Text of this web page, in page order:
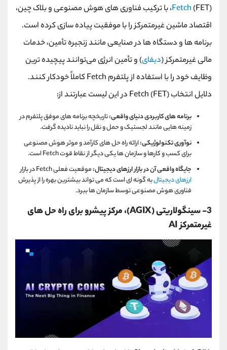
Fetch(FET)، با ترکیب فناوری ‌های هوش مصنوعی و بلاک چین،
اقتصاد ماشین غیرمتمرکز را با موفقیت پیاده‌ سازی کرده است.
برنامه‌ ها و دستگاه ‌ها در صنایعی مانند زنجیره تأمین، خدمات
مالی غیرمتمرکز (دیفای) و تأمین انرژی می‌توانند پیچیده ‌ترین
وظایف خود را با استفاده از پلتفرم Fetch کاملاً خودکار کنند.
دلایل انتخاب Fetch (FET) در این لیست عبارتند از:
برنامه های کاربردی دنیای واقعی:تاریخچه برنامه های موفق پلتفرم در
زمینه هایی مانند لجستیک و حمل و نقل را نباید نادیده گرفت.
نوآوری تکنولوژیکی:ارائه راه حل های کارآمد و موثر هوش مصنوعی
برای کسب و کارها و سازمان ها یکی دیگر از نقاط قوت Fetch است.
جایگاه واقعی آن در بازار ارزهای دیجیتال:موقعیت فعلی Fetch در بازار
ارزهای دیجیتالبه گونه ای است که می تواند بیشترین بهره را از پذیرش
فناوری هوش مصنوعی توسط سازمان ها ببرد.
3- سینگولاریتی (AGIX)، مرکز پیشرو برای راه حل های
غیرمتمرکز AI